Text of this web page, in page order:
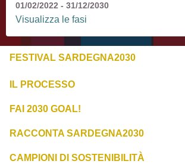
01/02/2022 - 31/12/2030
Visualizza le fasi
FESTIVAL SARDEGNA2030
IL PROCESSO
FAI 2030 GOAL!
RACCONTA SARDEGNA2030
CAMPIONI DI SOSTENIBILITÀ